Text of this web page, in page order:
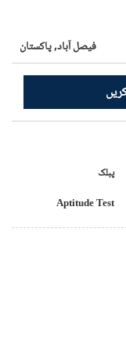
فيصل آباد,پاکستان
پبلک
Aptitude Test